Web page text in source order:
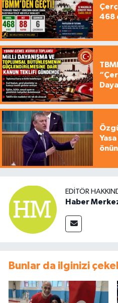
468
Yasa
EDITÖR
Haber
Bunlar da ilginizi